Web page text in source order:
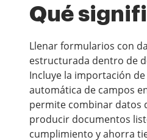
Qué
Llenar formularios con
estructurada dentro de
Incluye la importación
automática de campos
permite combinar datos
producir documentos
cumplimiento y ahorra